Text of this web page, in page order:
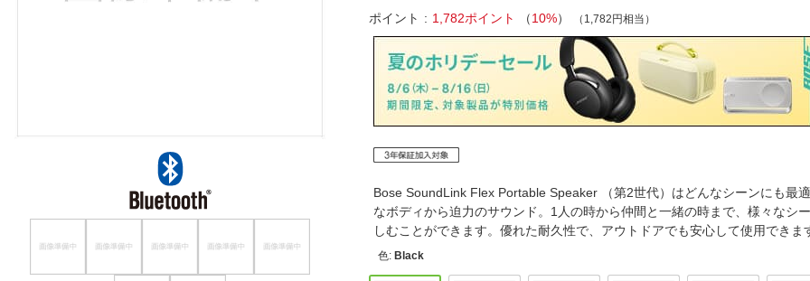
よくある質問・お問合せ
ご利用規約
IR
ポイント
1,782ポイント （10%） （1,782円相当）
Bose SoundLink Flex Portable Speaker （第2世代）はどんなシーンにも最
なボディから迫力のサウンド。1人の時から仲間と一緒の時まで、様々なシ
しむことができます。優れた耐久性で、アウトドアでも安心して使用でき
色: Black